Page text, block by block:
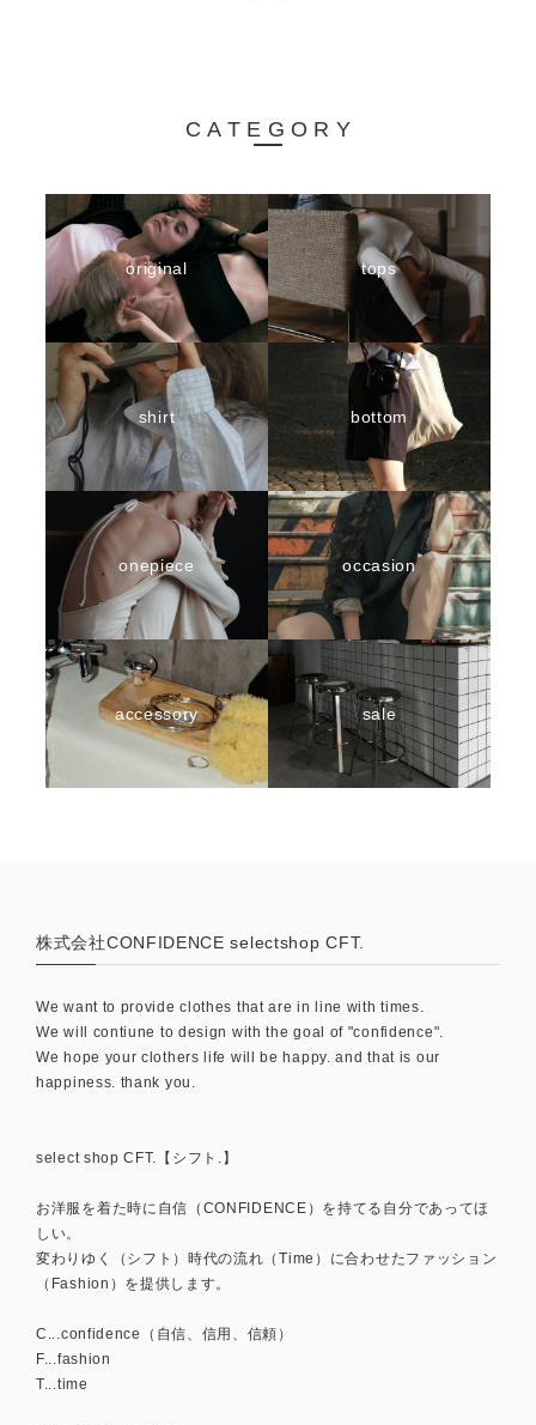
CATEGORY
original tops
shirt bottom
onepiece occasion
accessory sale
株式会社CONFIDENCE selectshop CFT.
We want to provide clothes that are in line with times.
We will contiune to design with the goal of "confidence".
We hope your clothers life will be happy. and that is our
happiness. thank you.
select shop CFT.【シフト.】
お洋服を着た時に自信（CONFIDENCE）を持てる自分であってほ
しい。
変わりゆく（シフト）時代の流れ（Time）に合わせたファッション
（Fashion）を提供します。
C...confidence（自信、信用、信頼）
F...fashion
T...time